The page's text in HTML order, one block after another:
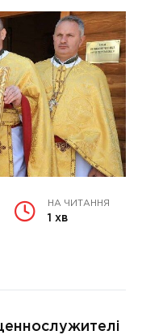
НА ЧИТАННЯ
1 хв